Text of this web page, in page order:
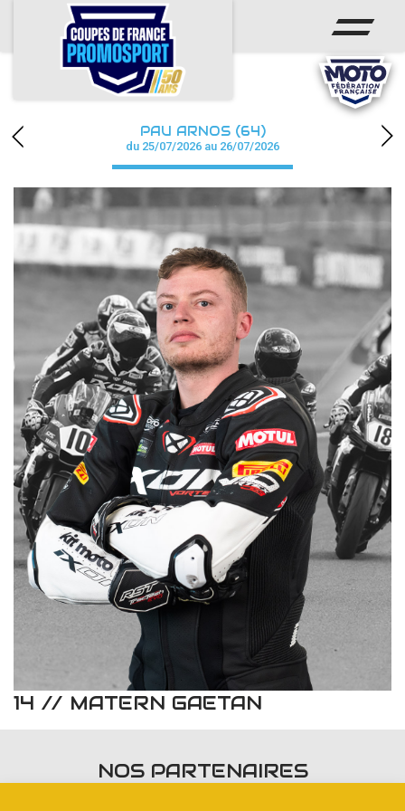
ACCUEIL
ACTUS
CALENDRIER
CHAMPIONNAT
RÉSULTATS
PHOTOS / WEB TV
PARTENAIRES
accéder à la billetterie
PAU ARNOS (64)
du 25/07/2026 au 26/07/2026
14 // MATERN GAETAN
NOS PARTENAIRES